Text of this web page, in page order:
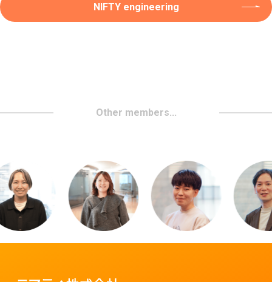
NIFTY engineering
Other members...